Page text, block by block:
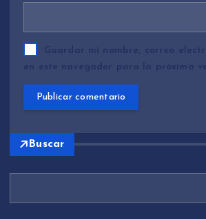
Guardar mi nombre, correo
en este navegador para la próxima
Buscar